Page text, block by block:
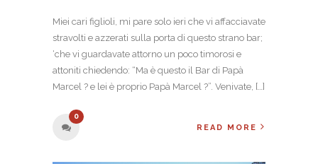
Miei cari figlioli, mi pare solo ieri che vi affacciavate
stravolti e azzerati sulla porta di questo strano bar;
‘che vi guardavate attorno un poco timorosi e
attoniti chiedendo: “Ma è questo il Bar di Papà
Marcel ? e lei è proprio Papà Marcel ?”. Venivate, […]
0
READ MORE